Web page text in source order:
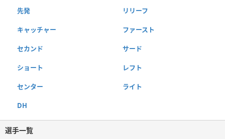
先発 リリーフ
キャッチャー ファースト
セカンド サード
ショート レフト
センター ライト
DH
選手一覧